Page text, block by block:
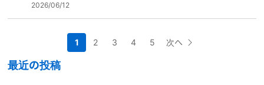
2026/06/12
1 2 3 4 5 次へ
最近の投稿